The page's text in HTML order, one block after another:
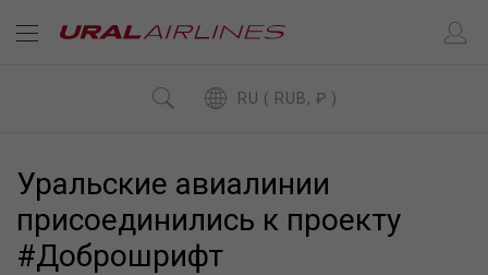
RU ( RUB, ₽ )
Уральские авиалинии
присоединились к проекту
#Доброшрифт